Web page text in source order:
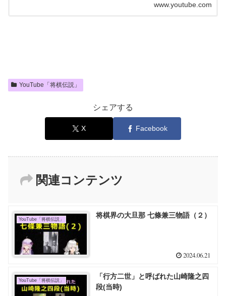
www.youtube.com
YouTube「将棋伝説」
シェアする
X Facebook
関連コンテンツ
YouTube「将棋伝説」 将棋界の大旦那 七條兼三物語（２）
2024.06.21
YouTube「将棋伝説」
「行方二世」と呼ばれた山崎隆之四
段(当時)